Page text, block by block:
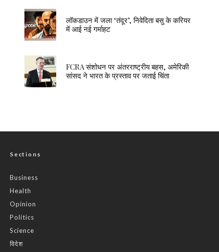
लॉकडाउन में जला ‘तंदूर’, निवेदिता बसु के करियर
में आई नई गर्माहट
FCRA संशोधन पर अंतरराष्ट्रीय बहस, अमेरिकी
सांसद ने भारत के प्रस्ताव पर जताई चिंता
Sections
Business
Health
Opinion
Politics
Science
विदेश